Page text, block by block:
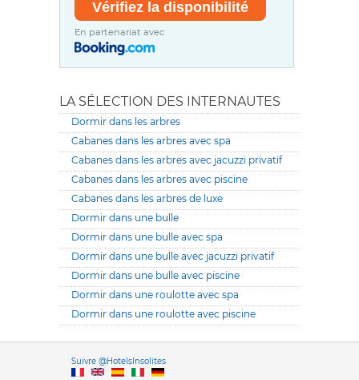
En partenariat avec
LA SÉLECTION DES INTERNAUTES
Dormir dans les arbres
Cabanes dans les arbres avec spa
Cabanes dans les arbres avec jacuzzi privatif
Cabanes dans les arbres avec piscine
Cabanes dans les arbres de luxe
Dormir dans une bulle
Dormir dans une bulle avec spa
Dormir dans une bulle avec jacuzzi privatif
Dormir dans une bulle avec piscine
Dormir dans une roulotte avec spa
Dormir dans une roulotte avec piscine
Suivre @HotelsInsolitesVersione